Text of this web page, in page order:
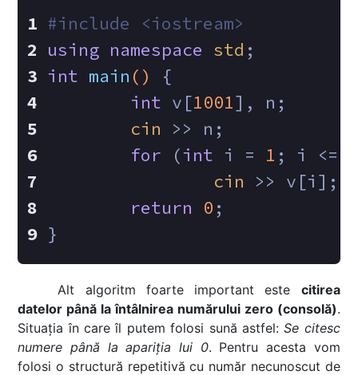
#include
<iostream>
using namespace std ;
int main ()
{
int v[1001], n;
cin >> n;
for (int i = 1 ; i <=
cin >> v[i];
return
0 ;
}
Alt algoritm foarte important este citirea
datelor până la întâlnirea numărului zero (consolă).
Situația în care îl putem folosi sună astfel:Se citesc
numere până la apariția lui 0. Pentru acesta vom
folosi o structură repetitivă cu număr necunoscut de